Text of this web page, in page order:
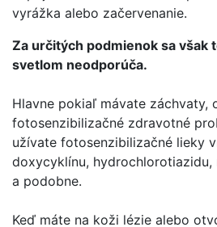
vyrážka alebo začervenanie.
Za určitých podmienok sa však
svetlom neodporúča.
Hlavne pokiaľ mávate záchvaty,
fotosenzibilizačné zdravotné
užívate fotosenzibilizačné lieky
doxycyklínu, hydrochlorotiazidu,
a podobne.
Keď máte na koži lézie alebo